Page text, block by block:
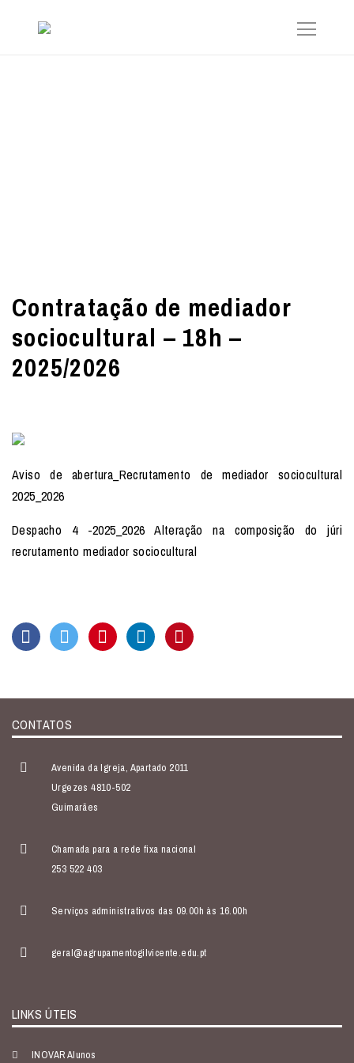
Contratação de mediador
sociocultural – 18h –
2025/2026
Aviso de abertura_Recrutamento de mediador sociocultural
2025_2026
Despacho 4 -2025_2026 Alteração na composição do júri
recrutamento mediador sociocultural
CONTATOS
Avenida da Igreja, Apartado 2011
Urgezes 4810-502
Guimarães
Chamada para a rede fixa nacional
253 522 403
Serviços administrativos das 09.00h às 16.00h
geral@agrupamentogilvicente.edu.pt
LINKS ÚTEIS
INOVAR Alunos